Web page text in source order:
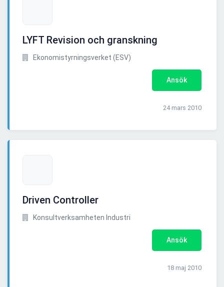
LYFT Revision och granskning
Ekonomistyrningsverket (ESV)
Ansök
24 mars 2010
Driven Controller
Konsultverksamheten Industri
Ansök
18 maj 2010